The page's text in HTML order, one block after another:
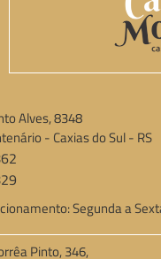
Alves, 8348
- Caxias do Sul - RS
Segunda a
Pinto, 346,